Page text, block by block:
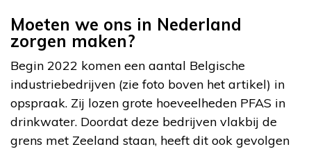
Moeten we ons in Nederland
zorgen maken?
Begin 2022 komen een aantal Belgische
industriebedrijven (zie foto boven het artikel) in
opspraak. Zij lozen grote hoeveelheden PFAS in
drinkwater. Doordat deze bedrijven vlakbij de
grens met Zeeland staan, heeft dit ook gevolgen